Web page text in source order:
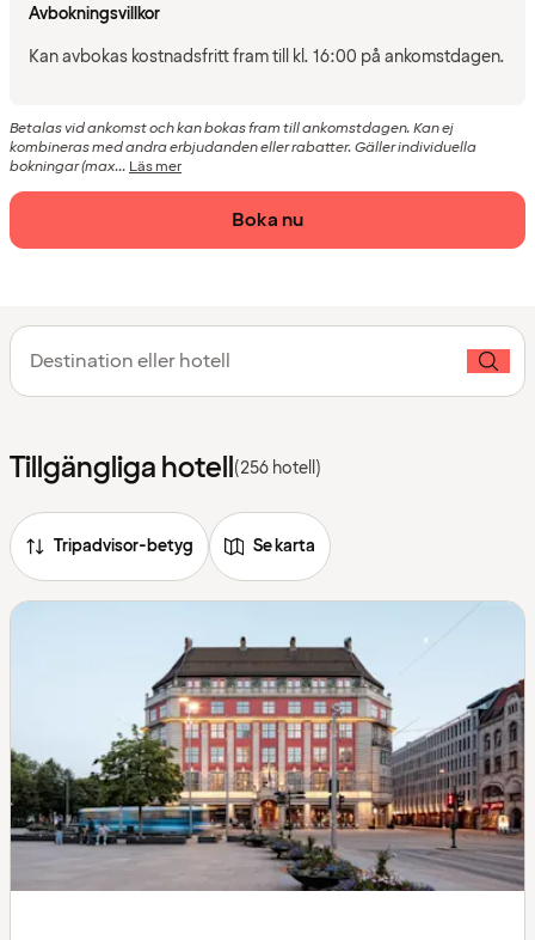
Avbokningsvillkor
Kan avbokas kostnadsfritt fram till kl. 16:00 på ankomstdagen.
Betalas vid ankomst och kan bokas fram till ankomstdagen. Kan ej
kombineras med andra erbjudanden eller rabatter. Gäller individuella
bokningar (max... Läs mer
Boka nu
Destination eller hotell
Tillgängliga hotell(256 hotell)
Tripadvisor-betyg Se karta